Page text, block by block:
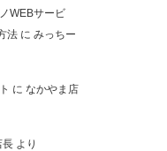
WEBサービ
法 に みっちー
に なかやま店
長 より